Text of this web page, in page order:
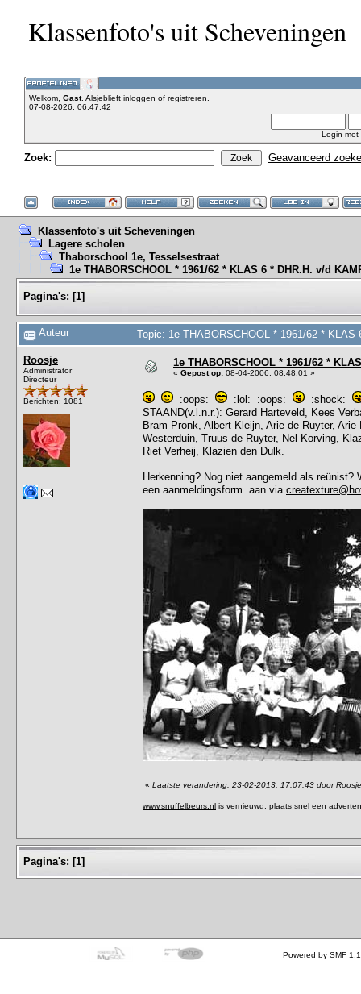
Klassenfoto's uit Scheveningen
Welkom, Gast. Alsjeblieft inloggen of registreren
07-08-2026, 06:47:42
Login met
Zoek: Geavanceerd
Klassenfoto's uit Scheveningen
Lagere scholen
Thaborschool 1e, Tesselsestraat
1e THABORSCHOOL * 1961/62 * KLAS 6 * DHR.H. v/d
Pagina's: [1]
Auteur Topic: 1e THABORSCHOOL * 1961/62 *
Roosje
Administrator
Directeur
Berichten: 1081
1e THABORSCHOOL * 1961/62 *
« Gepost op: 08-04-2006, 08:48:01 »
:oops: :lol: :oops:
:shock:
STAAND(v.l.n.r.): Gerard Harteveld, Kees
Bram Pronk, Albert Kleijn, Arie de Ruyter,
Westerduin, Truus de Ruyter, Nel Korving,
Riet Verheij, Klazien den Dulk.
Herkenning? Nog niet aangemeld als
een aanmeldingsform. aan via
« Laatste verandering: 23-02-2013, 17:07:43 door Roosje
www.snuffelbeurs.nl is vernieuwd, plaats snel een
Pagina's: [1]
Powered by SMF